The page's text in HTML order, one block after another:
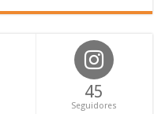
45
Seguidores